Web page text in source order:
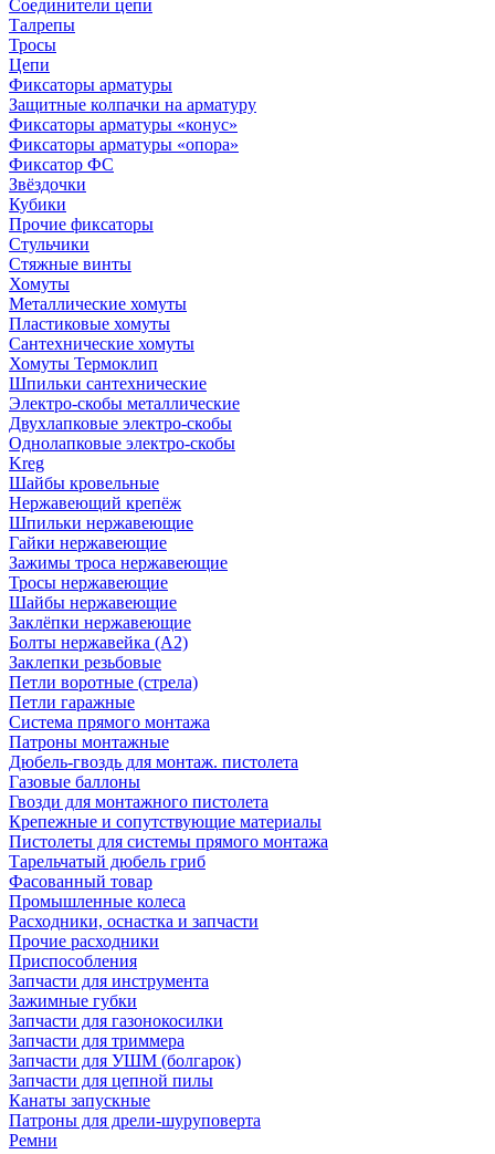
Соединители цепи
Талрепы
Тросы
Цепи
Фиксаторы арматуры
Защитные колпачки на арматуру
Фиксаторы арматуры «конус»
Фиксаторы арматуры «опора»
Фиксатор ФС
Звёздочки
Кубики
Прочие фиксаторы
Стульчики
Стяжные винты
Хомуты
Металлические хомуты
Пластиковые хомуты
Сантехнические хомуты
Хомуты Термоклип
Шпильки сантехнические
Электро-скобы металлические
Двухлапковые электро-скобы
Однолапковые электро-скобы
Kreg
Шайбы кровельные
Нержавеющий крепёж
Шпильки нержавеющие
Гайки нержавеющие
Зажимы троса нержавеющие
Тросы нержавеющие
Шайбы нержавеющие
Заклёпки нержавеющие
Болты нержавейка (А2)
Заклепки резьбовые
Петли воротные (стрела)
Петли гаражные
Система прямого монтажа
Патроны монтажные
Дюбель-гвоздь для монтаж. пистолета
Газовые баллоны
Гвозди для монтажного пистолета
Крепежные и сопутствующие материалы
Пистолеты для системы прямого монтажа
Тарельчатый дюбель гриб
Фасованный товар
Промышленные колеса
Расходники, оснастка и запчасти
Прочие расходники
Приспособления
Запчасти для инструмента
Зажимные губки
Запчасти для газонокосилки
Запчасти для триммера
Запчасти для УШМ (болгарок)
Запчасти для цепной пилы
Канаты запускные
Патроны для дрели-шуруповерта
Ремни